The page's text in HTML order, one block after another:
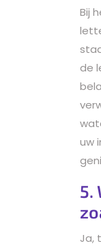
Bij
de
uw
5.
Ja,